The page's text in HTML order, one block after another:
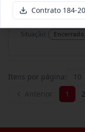
Termo
Inicial
Situação: Encerrado
Itens por página: 10
1 2
Contrato 184-